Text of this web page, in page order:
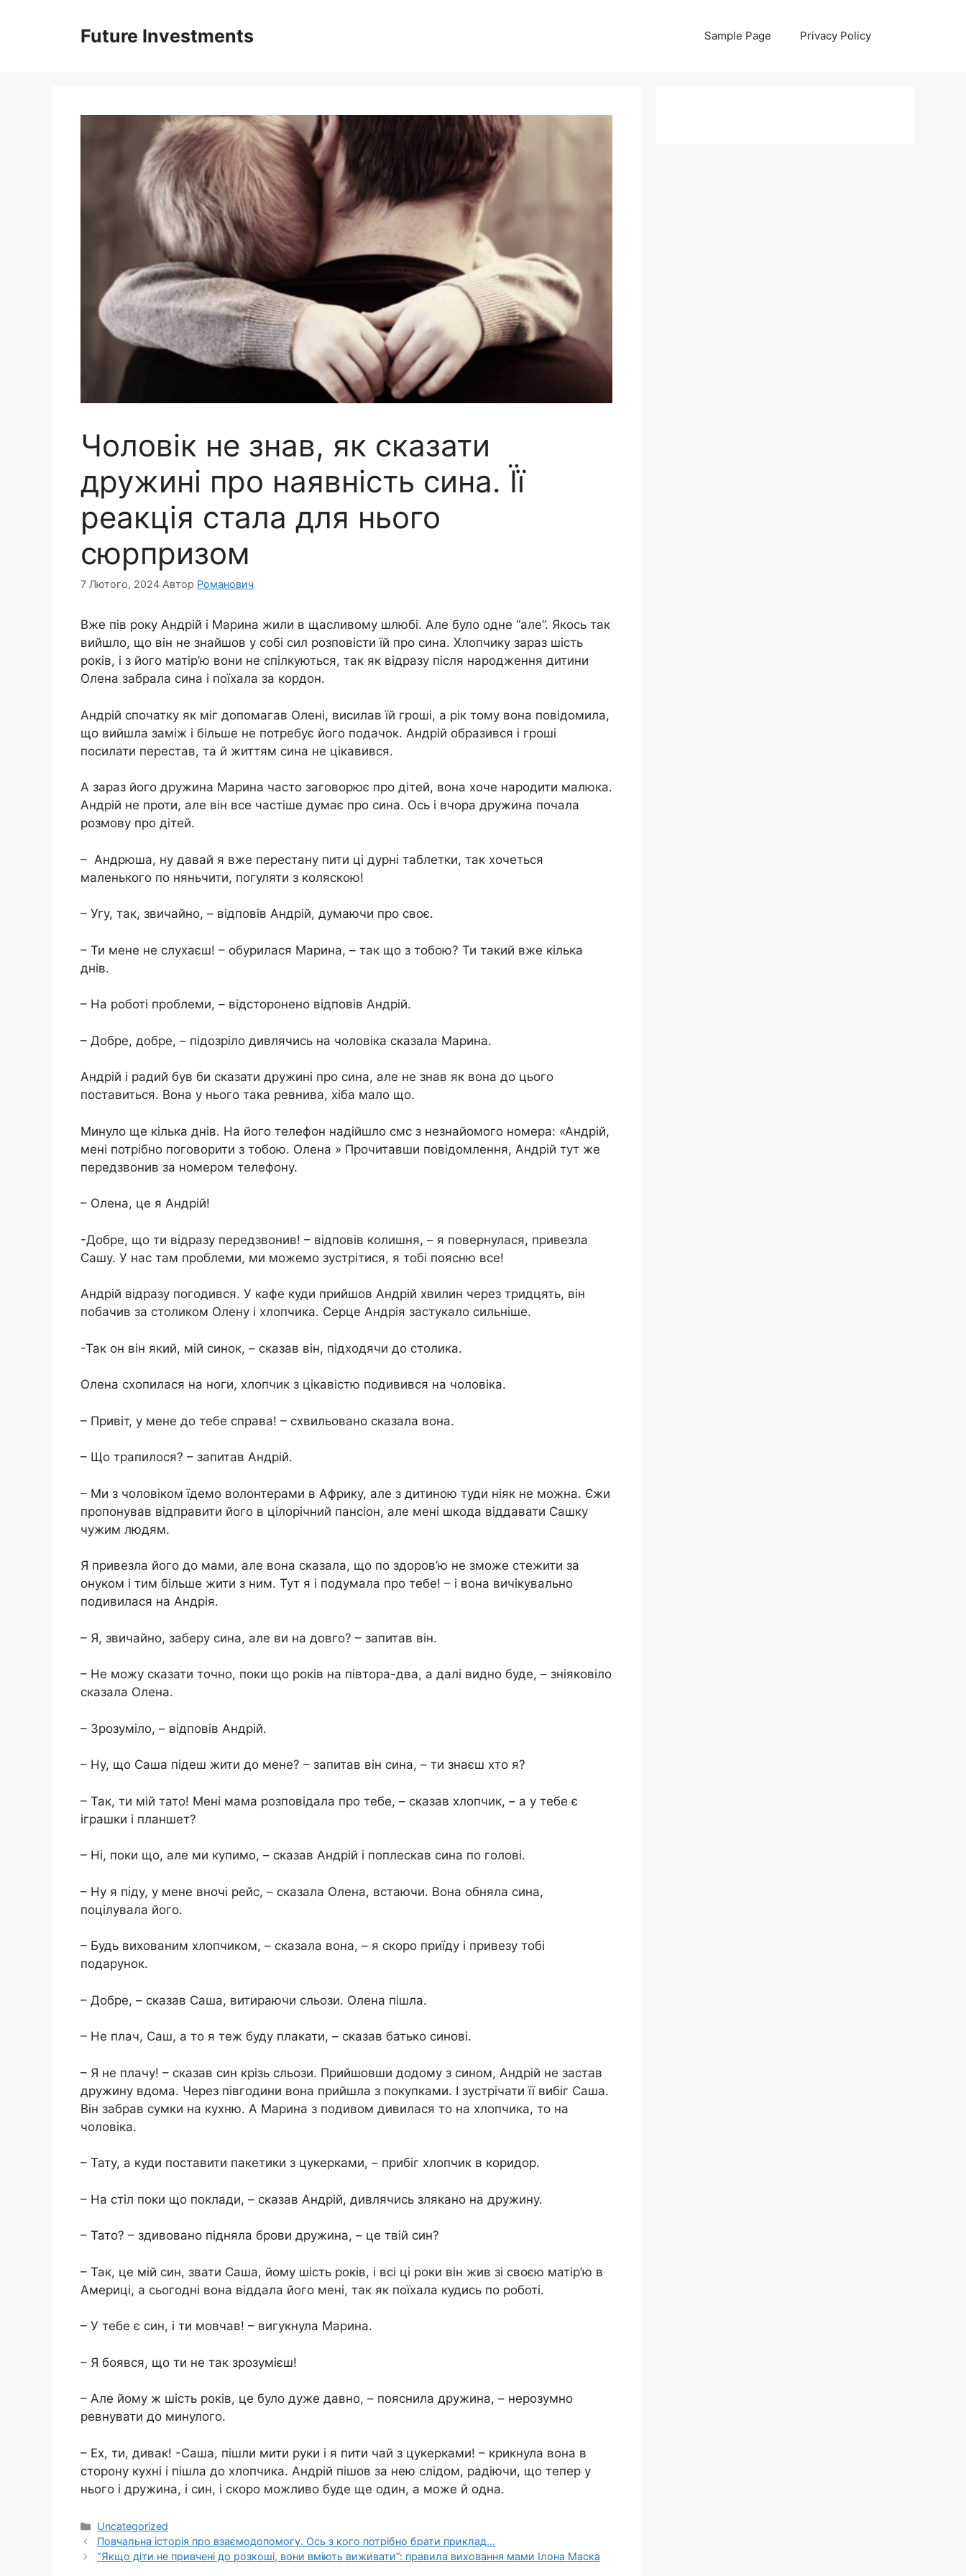
Future Investments Sample Page Privacy Policy
Чоловік не знав, як сказати
дружині про наявність сина. Її
реакція стала для нього
сюрпризом
7 Лютого, 2024 Автор Романович
Вже пів року Андрій і Марина жили в щасливому шлюбі. Але було одне “але”. Якось так
вийшло, що він не знайшов у собі сил розповісти їй про сина. Хлопчику зараз шість
років, і з його матір’ю вони не спілкуються, так як відразу після народження дитини
Олена забрала сина і поїхала за кордон.
Андрій спочатку як міг допомагав Олені, висилав їй гроші, а рік тому вона повідомила,
що вийшла заміж і більше не потребує його подачок. Андрій образився і гроші
посилати перестав, та й життям сина не цікавився.
А зараз його дружина Марина часто заговорює про дітей, вона хоче народити малюка.
Андрій не проти, але він все частіше думає про сина. Ось і вчора дружина почала
розмову про дітей.
– Андрюша, ну давай я вже перестану пити ці дурні тaблeтки, так хочеться
маленького по няньчити, погуляти з коляскою!
– Угу, так, звичайно, – відповів Андрій, думаючи про своє.
– Ти мене не слухаєш! – обурилася Марина, – так що з тобою? Ти такий вже кілька
днів.
– На роботі проблеми, – відсторонено відповів Андрій.
– Добре, добре, – підозріло дивлячись на чоловіка сказала Марина.
Андрій і радий був би сказати дружині про сина, але не знав як вона до цього
поставиться. Вона у нього така ревнива, хіба мало що.
Минуло ще кілька днів. На його телефон надійшло смс з незнайомого номера: «Андрій,
мені потрібно поговорити з тобою. Олена » Прочитавши повідомлення, Андрій тут же
передзвонив за номером телефону.
– Олена, це я Андрій!
-Добре, що ти відразу передзвонив! – відповів колишня, – я повернулася, привезла
Сашу. У нас там проблеми, ми можемо зустрітися, я тобі поясню все!
Андрій відразу погодився. У кафе куди прийшов Андрій хвилин через тридцять, він
побачив за столиком Олену і хлопчика. Серце Андрія застукало сильніше.
-Так он він який, мій синок, – сказав він, підходячи до столика.
Олена схопилася на ноги, хлопчик з цікавістю подивився на чоловіка.
– Привіт, у мене до тебе справа! – схвильовано сказала вона.
– Що трапилося? – запитав Андрій.
– Ми з чоловіком їдемо волонтерами в Африку, але з дитиною туди ніяк не можна. Єжи
пропонував відправити його в цілорічний пансіон, але мені шкода віддавати Сашку
чужим людям.
Я привезла його до мами, але вона сказала, що по здоров’ю не зможе стежити за
онуком і тим більше жити з ним. Тут я і подумала про тебе! – і вона вичікувально
подивилася на Андрія.
– Я, звичайно, заберу сина, але ви на довго? – запитав він.
– Не можу сказати точно, поки що років на півтора-два, а далі видно буде, – зніяковіло
сказала Олена.
– Зрозуміло, – відповів Андрій.
– Ну, що Саша підеш жити до мене? – запитав він сина, – ти знаєш хто я?
– Так, ти мій тато! Мені мама розповідала про тебе, – сказав хлопчик, – а у тебе є
іграшки і планшет?
– Ні, поки що, але ми купимо, – сказав Андрій і поплескав сина по голові.
– Ну я піду, у мене вночі рейс, – сказала Олена, встаючи. Вона обняла сина,
поцілувала його.
– Будь вихованим хлопчиком, – сказала вона, – я скоро приїду і привезу тобі
подарунок.
– Добре, – сказав Саша, витираючи сльози. Олена пішла.
– Не плач, Саш, а то я теж буду плакати, – сказав батько синові.
– Я не плачу! – сказав син крізь сльози. Прийшовши додому з сином, Андрій не застав
дружину вдома. Через півгодини вона прийшла з покупками. І зустрічати її вибіг Саша.
Він забрав сумки на кухню. А Марина з подивом дивилася то на хлопчика, то на
чоловіка.
– Тату, а куди поставити пакетики з цукерками, – прибіг хлопчик в коридор.
– На стіл поки що поклади, – сказав Андрій, дивлячись злякано на дружину.
– Тато? – здивовано підняла брови дружина, – це твій син?
– Так, це мій син, звати Саша, йому шість років, і всі ці роки він жив зі своєю матір’ю в
Америці, а сьогодні вона віддала його мені, так як поїхала кудись по роботі.
– У тебе є син, і ти мовчав! – вигукнула Марина.
– Я боявся, що ти не так зрозумієш!
– Але йому ж шість років, це було дуже давно, – пояснила дружина, – нерозумно
ревнувати до минулого.
– Ех, ти, дивак! -Саша, пішли мити руки і я пити чай з цукерками! – крикнула вона в
сторону кухні і пішла до хлопчика. Андрій пішов за нею слідом, радіючи, що тепер у
нього і дружина, і син, і скоро можливо буде ще один, а може й одна.
Категорії
Uncategorized
Повчальна історія про взаємодопомогу. Ось з кого потрібно брати приклад…
“Якщо діти не привчені до розкоші, вони вміють виживати”: правила виховання мами Ілона Маска